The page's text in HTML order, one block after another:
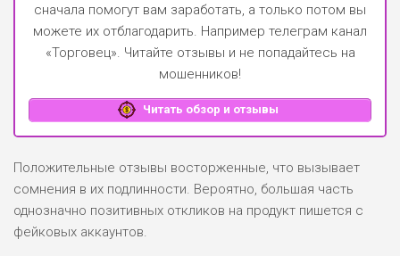
сначала помогут вам заработать, а только потом вы
можете их отблагодарить. Например телеграм канал
«Торговец». Читайте отзывы и не попадайтесь на
мошенников!
Читать обзор и отзывы
Положительные отзывы восторженные, что вызывает
сомнения в их подлинности. Вероятно, большая часть
однозначно позитивных откликов на продукт пишется с
фейковых аккаунтов.